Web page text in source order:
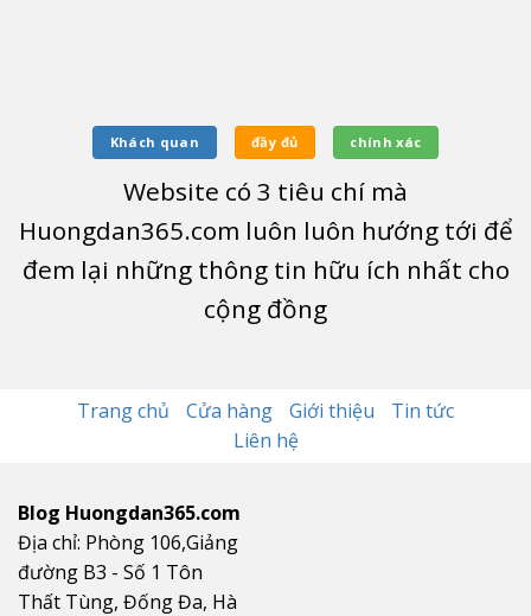
Khách quan đầy đủ chính xác
Website có 3 tiêu chí mà
Huongdan365.com luôn luôn hướng tới để
đem lại những thông tin hữu ích nhất cho
cộng đồng
Trang chủ Cửa hàng Giới thiệu
Tin tức
Liên hệ
Blog Huongdan365.com
Địa chỉ: Phòng 106,Giảng
đường B3 - Số 1 Tôn
Thất Tùng, Đống Đa, Hà